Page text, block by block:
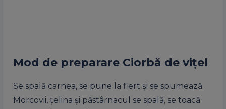
Mod de preparare Ciorbă de vițel
Se spală carnea, se pune la fiert și se spumează.
Morcovii, țelina și păstârnacul se spală, se toacă